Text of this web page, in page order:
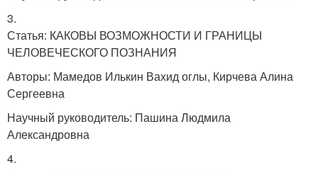
3.
Статья: КАКОВЫ ВОЗМОЖНОСТИ И ГРАНИЦЫ
ЧЕЛОВЕЧЕСКОГО ПОЗНАНИЯ
Авторы: Мамедов Илькин Вахид оглы, Кирчева Алина
Сергеевна
Научный руководитель: Пашина Людмила
Александровна
4.